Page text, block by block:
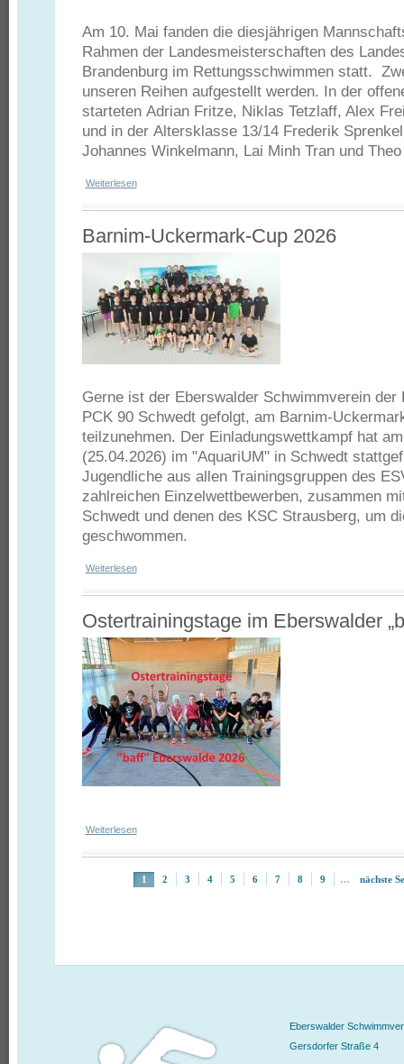
Am 10. Mai fanden die diesjährigen
Rahmen der Landesmeisterschaften des
Brandenburg im Rettungsschwimmen statt.
unseren Reihen aufgestellt werden. In der
starteten Adrian Fritze, Niklas Tetzlaff, Alex
und in der Altersklasse 13/14 Frederik
Johannes Winkelmann, Lai Minh Tran und
Weiterlesenüber Landesmeisterschaft im Rettungsschwimmen der
Barnim-Uckermark-Cup 2026
Gerne ist der Eberswalder Schwimmverein der
PCK 90 Schwedt gefolgt, am Barnim-
teilzunehmen. Der Einladungswettkampf hat
(25.04.2026) im "AquariUM" in Schwedt
Jugendliche aus allen Trainingsgruppen des
zahlreichen Einzelwettbewerben, zusammen
Schwedt und denen des KSC Strausberg, um
geschwommen.
Weiterlesenüber Barnim-Uckermark-Cup 2026
Ostertrainingstage im Eberswalder
Weiterlesenüber Ostertrainingstage im Eberswalder „baff“
1 2 3 4 5 6 7 8 9 … nächste
Eberswalder
Gersdorfer Straße 4